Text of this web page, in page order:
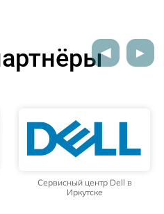
Сервисный центр Dell в
Иркутске